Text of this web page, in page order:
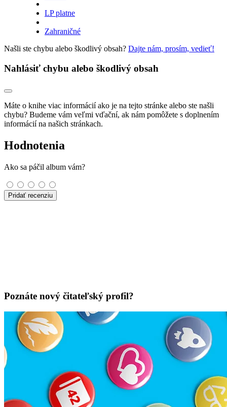
LP platne
Zahraničné
Našli ste chybu alebo škodlivý obsah? Dajte nám, prosím, vedieť!
Nahlásiť chybu alebo škodlivý obsah
Máte o knihe viac informácií ako je na tejto stránke alebo ste našli
chybu? Budeme vám veľmi vďační, ak nám pomôžete s doplnením
informácií na našich stránkach.
Hodnotenia
Ako sa páčil album vám?
Pridať recenziu
Poznáte nový čitateľský profil?